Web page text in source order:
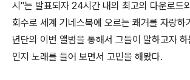
시"는 발표되자 24시간 내의 최고의 다운로드
회수로 세계 기네스북에 오르는 쾌거를 자랑하
년단의 이번 앨범을 통해서 그들이 말하고자
인지 노래를 들어 보면서 고민을 해봤다.